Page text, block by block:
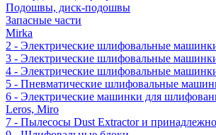
Подошвы, диск-подошвы
Запасные части
Mirka
2 - Электрические шлифовальные
3 - Электрические шлифовальные
4 - Электрические шлифовальные
5 - Пневматические шлифовальные
6 - Электрические машинки для
Leros, Miro
7 - Пылесосы Dust Extractor и